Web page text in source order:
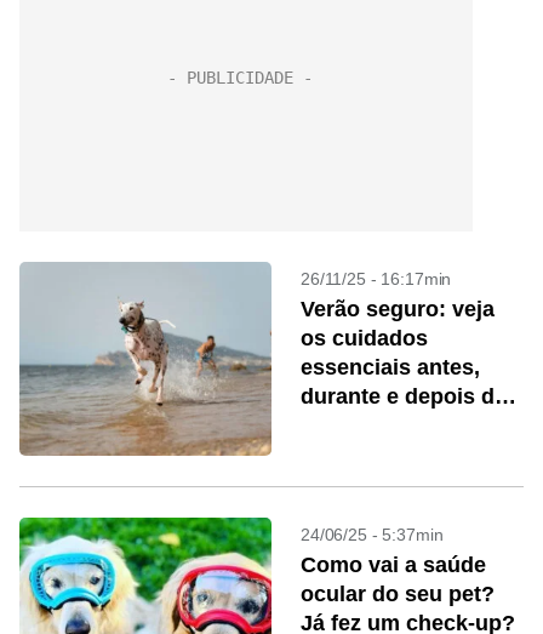
26/11/25 - 16:17min
Verão seguro: veja
os cuidados
essenciais antes,
durante e depois da
24/06/25 - 5:37min
Como vai a saúde
ocular do seu pet?
Já fez um check-up?